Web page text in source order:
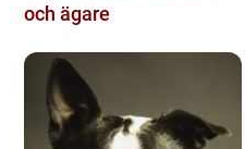
och ägare